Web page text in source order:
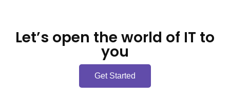
Let’s open the world of IT to
you
Get Started